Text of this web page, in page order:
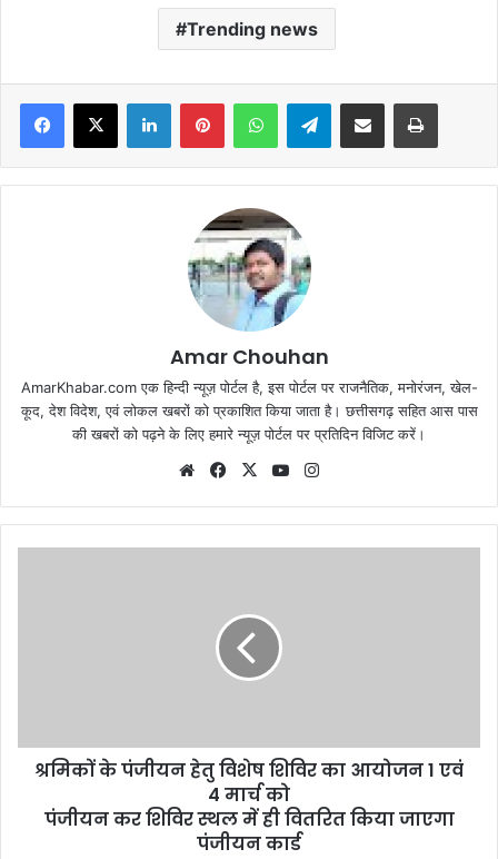
Trending news
Facebook
X LinkedInPinterestWhatsAppTelegramShare via Email Print
Amar Chouhan
AmarKhabar.com एक हिन्दी न्यूज़ पोर्टल है, इस पोर्टल पर राजनैतिक, मनोरंजन, खेल-
कूद, देश विदेश, एवं लोकल खबरों को प्रकाशित किया जाता है। छत्तीसगढ़ सहित आस पास
की खबरों को पढ़ने के लिए हमारे न्यूज़ पोर्टल पर प्रतिदिन विजिट करें।
WebsiteFacebook
X YouTube
श्रमिकों के पंजीयन हेतु विशेष शिविर का आयोजन 1 एवं
4 मार्च को
पंजीयन कर शिविर स्थल में ही वितरित किया जाएगा
पंजीयन कार्ड